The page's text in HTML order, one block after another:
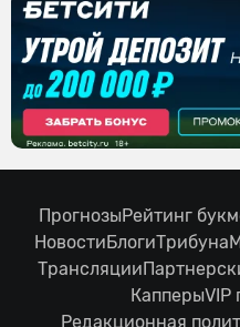
ПрогнозыРейтинг
НовостиБлогиТрибуна
Трансляции
КапперыVIP
Редакционная